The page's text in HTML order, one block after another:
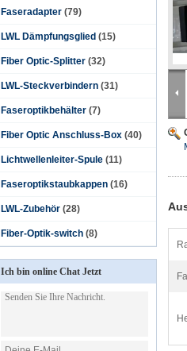
Faseradapter (79)
LWL Dämpfungsglied (15)
Fiber Optic-Splitter (32)
LWL-Steckverbindern (31)
Faseroptikbehälter (7)
Fiber Optic Anschluss-Box (40)
Lichtwellenleiter-Spule (11)
Faseroptikstaubkappen (16)
LWL-Zubehör (28)
Fiber-Optik-switch (8)
Ich bin online Chat Jetzt